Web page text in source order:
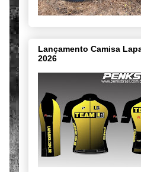
Lançamento Camisa
2026